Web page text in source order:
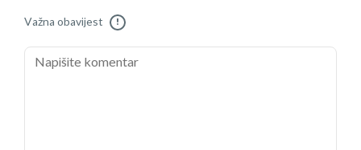
Važna obavijest !